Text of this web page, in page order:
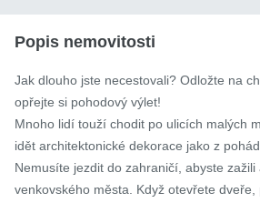
Popis nemovitosti
Jak dlouho jste necestovali? Odložte na
opřejte si pohodový výlet!
Mnoho lidí touží chodit po ulicích malých
idět architektonické dekorace jako z
Nemusíte jezdit do zahraničí, abyste
venkovského města. Když otevřete